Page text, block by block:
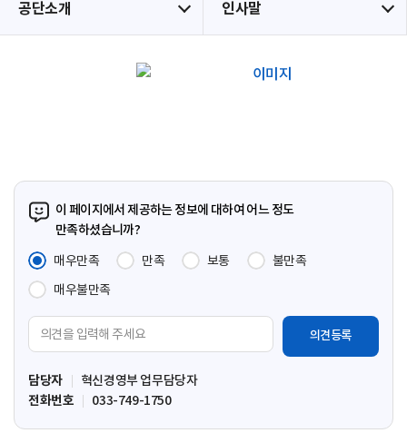
공단소개 인사말
이 페이지에서 제공하는 정보에 대하여 어느 정도
만족하셨습니까?
매우만족
만족 보통
불만족
매우불만족
견
입
력
담당자
혁신경영부 업무담당자
전화번호
033-749-1750